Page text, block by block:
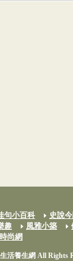
句小百科 史說
趣 風雅小築
尚網
活養生網 All Rights